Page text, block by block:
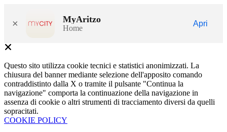
× MyAritzo
Home
Apri
Questo sito utilizza cookie tecnici e statistici anonimizzati. La
chiusura del banner mediante selezione dell'apposito comando
contraddistinto dalla X o tramite il pulsante "Continua la
navigazione" comporta la continuazione della navigazione in
assenza di cookie o altri strumenti di tracciamento diversi da quelli
sopracitati.
COOKIE POLICY